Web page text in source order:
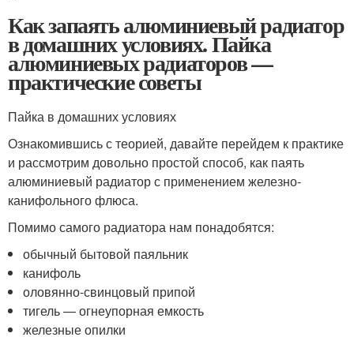
Как запаять алюминиевый радиатор
в домашних условиях. Пайка
алюминиевых радиаторов —
практические советы
Пайка в домашних условиях
Ознакомившись с теорией, давайте перейдем к практике
и рассмотрим довольно простой способ, как паять
алюминиевый радиатор с применением железно-
канифольного флюса.
Помимо самого радиатора нам понадобятся:
обычный бытовой паяльник
канифоль
оловянно-свинцовый припой
тигель — огнеупорная емкость
железные опилки